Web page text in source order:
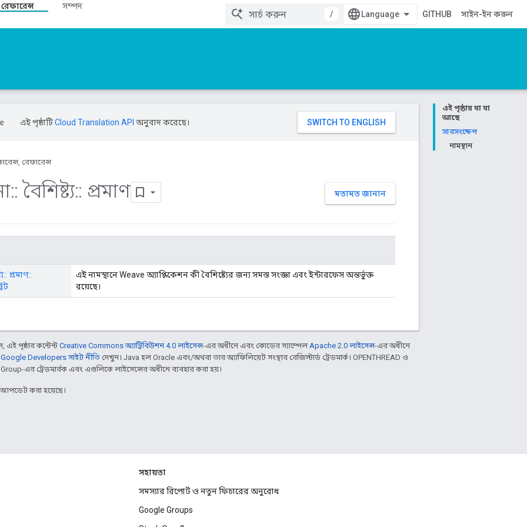
সম্পদ
/
GITHUB সাইন-ইন করুন
এই পৃষ্ঠায় যা যা
আছে
সারসংক্ষেপ
নামস্থান
এই পৃষ্ঠাটিCloud Translation API অনুবাদ করেছে।
রেফারেন্স
মতামত জানান
:: বৈশিষ্ট্য:: প্রমাণ
প্রমাণ::
এই নামস্থানে Weave অ্যাপ্লিকেশন কী বৈশিষ্ট্যের জন্য সমস্ত সংজ্ঞা এবং ইন্টারফেস অন্তর্ভুক্ত
রয়েছে।
এই পৃষ্ঠার কন্টেন্ট Creative Commons অ্যাট্রিবিউশন 4.0 লাইসেন্স-এর অধীনে এবং কোডের স্যাম্পেলApache 2.0 লাইসেন্স-এর অধীনে
Google Developers সাইট নীতি দেখুন। Java হল Oracle এবং/অথবা তার অ্যাফিলিয়েট সংস্থার রেজিস্টার্ড ট্রেডমার্ক। OPENTHREAD ও
এর ট্রেডমার্রক এবং এগুলিকে লাইসেন্সের অধীনে ব্যবহার করা হয়।
আপডেট করা হয়েছে।
সহায়তা
সমস্যার রিপোর্ট ও নতুন ফিচারের অনুরোধ
Google Groups